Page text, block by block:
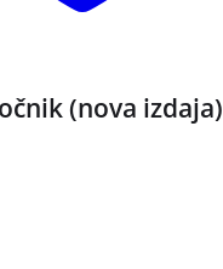
(nova izdaja)